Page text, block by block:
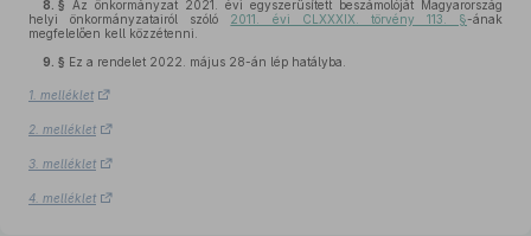
8. § Az önkormányzat 2021. évi egyszerűsített beszámolóját Magyarország
helyi önkormányzatairól szóló 2011. évi CLXXXIX. törvény 113. §-ának
megfelelően kell közzétenni.
9. § Ez a rendelet 2022. május 28-án lép hatályba.
1. melléklet
2. melléklet
3. melléklet
4. melléklet